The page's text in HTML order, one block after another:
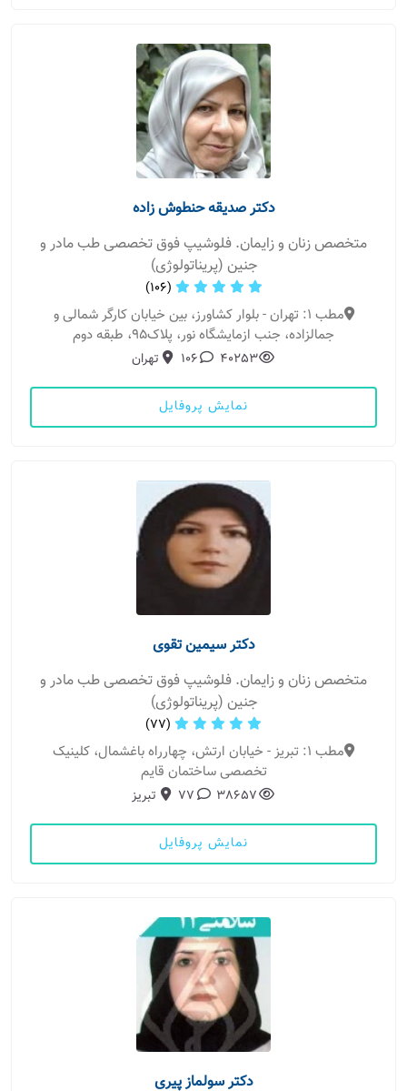
دکتر صدیقه حنطوش زاده
متخصص زنان و زایمان. فلوشیپ فوق تخصصی طب مادر و
جنین (پریناتولوژی)
(106)
مطب 1: تهران - بلوار کشاورز، بین خیابان کارگر شمالی و
جمالزاده، جنب ازمایشگاه نور، پلاک۹۵، طبقه دوم
40253
106 تهران
نمایش پروفایل
دکتر سیمین تقوی
متخصص زنان و زایمان. فلوشیپ فوق تخصصی طب مادر و
جنین (پریناتولوژی)
(77)
مطب 1: تبریز - خیابان ارتش، چهارراه باغشمال، کلینیک
تخصصی ساختمان قایم
38657
77 تبریز
نمایش پروفایل
دکتر سولماز پیری